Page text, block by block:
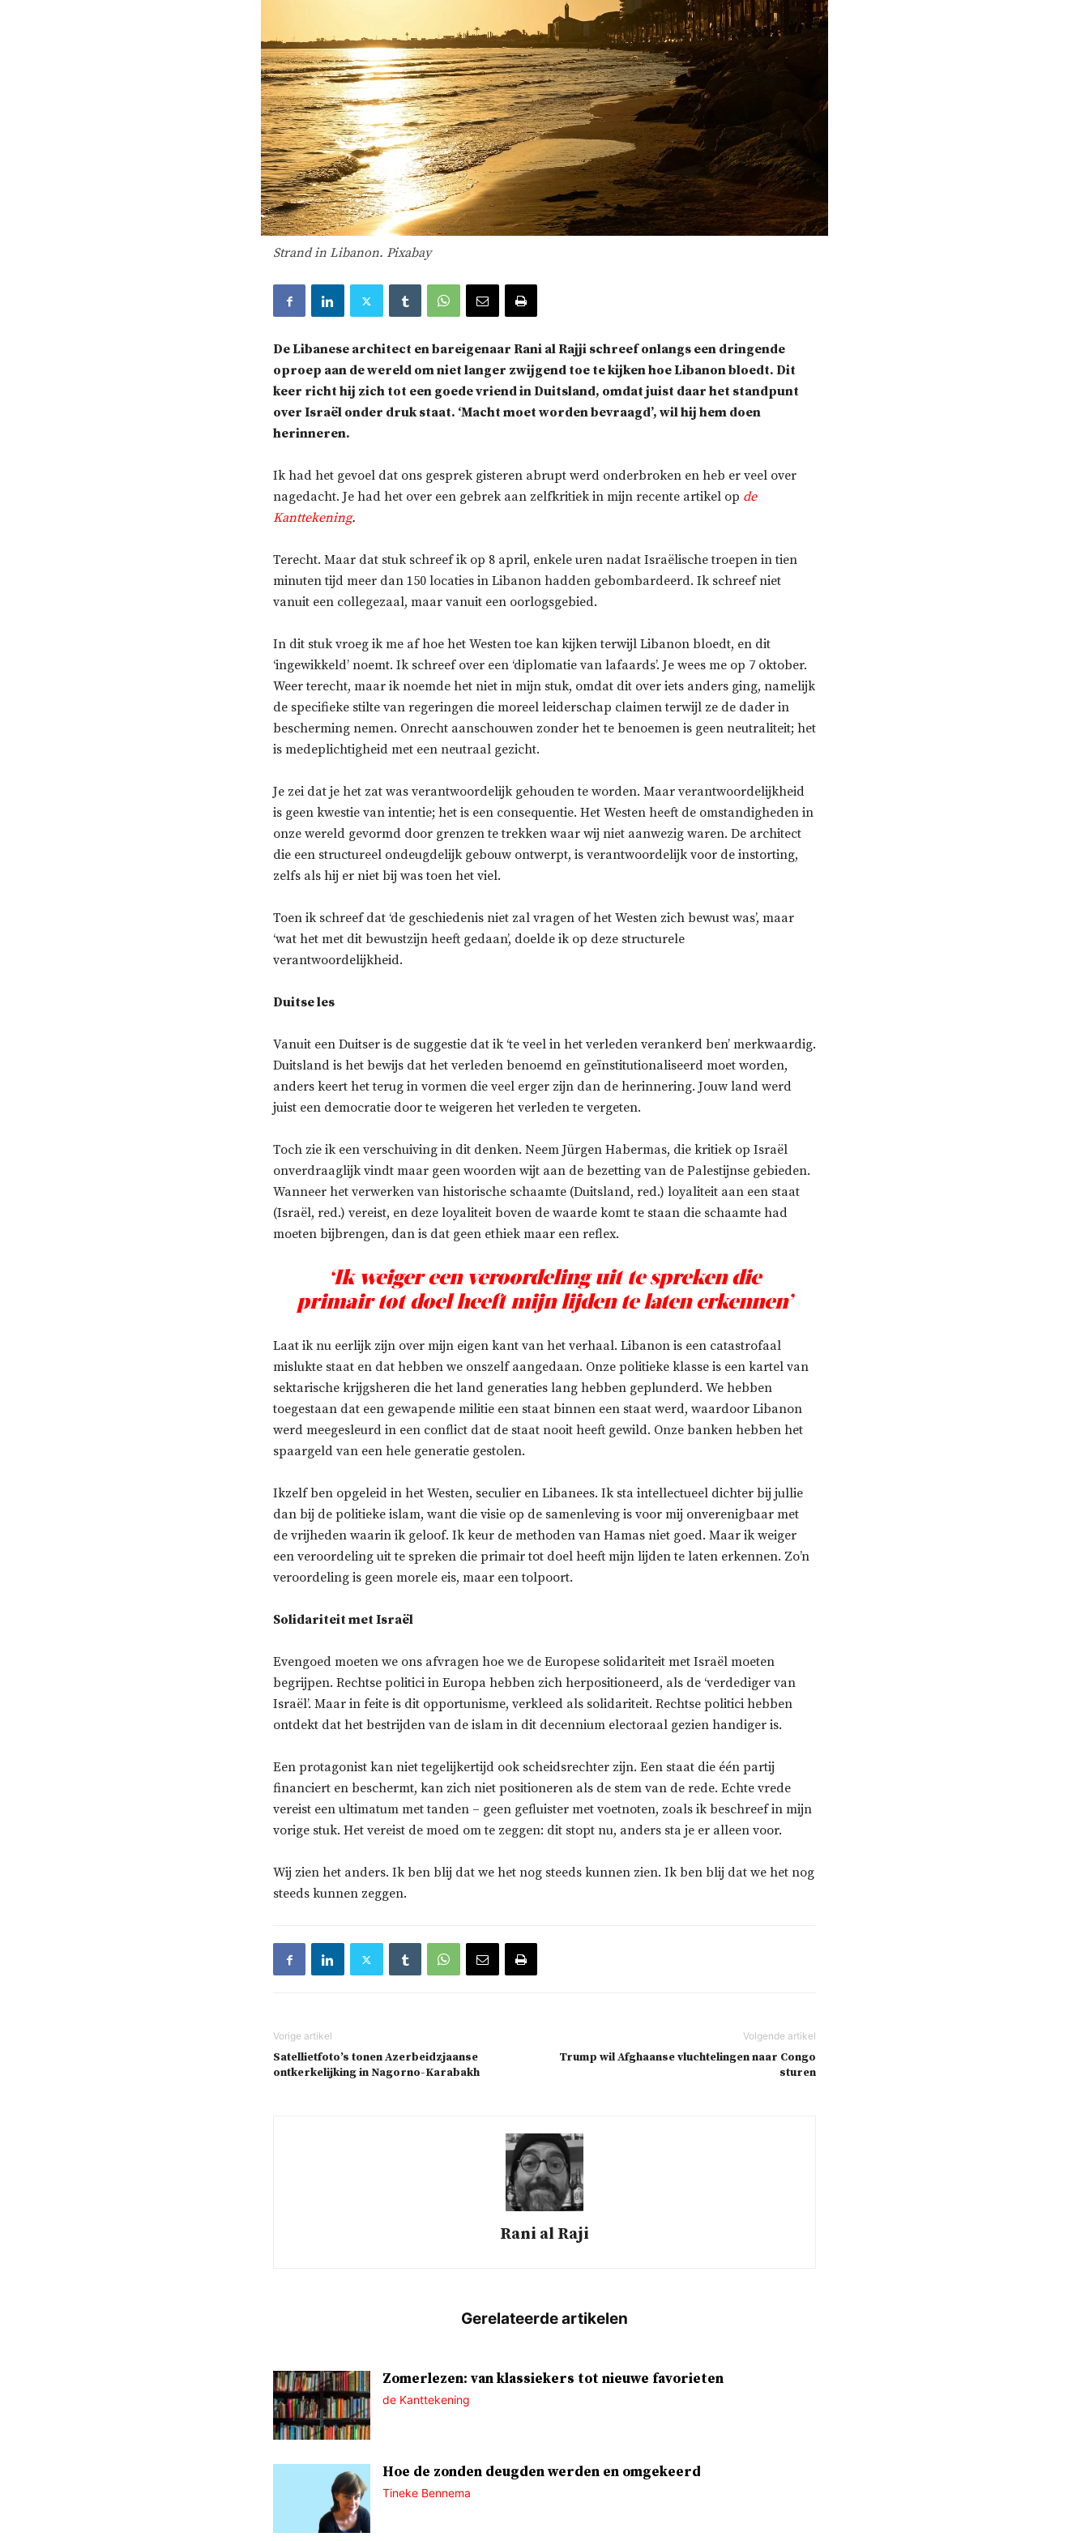
Strand in Libanon. Pixabay
De Libanese architect en bareigenaar Rani al Rajji schreef onlangs een dringende
oproep aan de wereld om niet langer zwijgend toe te kijken hoe Libanon bloedt. Dit
keer richt hij zich tot een goede vriend in Duitsland, omdat juist daar het standpunt
over Israël onder druk staat. ‘Macht moet worden bevraagd’, wil hij hem doen
herinneren.
Ik had het gevoel dat ons gesprek gisteren abrupt werd onderbroken en heb er veel over
nagedacht. Je had het over een gebrek aan zelfkritiek in mijn recente artikel op de
Kanttekening.
Terecht. Maar dat stuk schreef ik op 8 april, enkele uren nadat Israëlische troepen in tien
minuten tijd meer dan 150 locaties in Libanon hadden gebombardeerd. Ik schreef niet
vanuit een collegezaal, maar vanuit een oorlogsgebied.
In dit stuk vroeg ik me af hoe het Westen toe kan kijken terwijl Libanon bloedt, en dit
‘ingewikkeld’ noemt. Ik schreef over een ‘diplomatie van lafaards’. Je wees me op 7 oktober.
Weer terecht, maar ik noemde het niet in mijn stuk, omdat dit over iets anders ging, namelijk
de specifieke stilte van regeringen die moreel leiderschap claimen terwijl ze de dader in
bescherming nemen. Onrecht aanschouwen zonder het te benoemen is geen neutraliteit; het
is medeplichtigheid met een neutraal gezicht.
Je zei dat je het zat was verantwoordelijk gehouden te worden. Maar verantwoordelijkheid
is geen kwestie van intentie; het is een consequentie. Het Westen heeft de omstandigheden in
onze wereld gevormd door grenzen te trekken waar wij niet aanwezig waren. De architect
die een structureel ondeugdelijk gebouw ontwerpt, is verantwoordelijk voor de instorting,
zelfs als hij er niet bij was toen het viel.
Toen ik schreef dat ‘de geschiedenis niet zal vragen of het Westen zich bewust was’, maar
‘wat het met dit bewustzijn heeft gedaan’, doelde ik op deze structurele
verantwoordelijkheid.
Duitse les
Vanuit een Duitser is de suggestie dat ik ‘te veel in het verleden verankerd ben’ merkwaardig.
Duitsland is het bewijs dat het verleden benoemd en geïnstitutionaliseerd moet worden,
anders keert het terug in vormen die veel erger zijn dan de herinnering. Jouw land werd
juist een democratie door te weigeren het verleden te vergeten.
Toch zie ik een verschuiving in dit denken. Neem Jürgen Habermas, die kritiek op Israël
onverdraaglijk vindt maar geen woorden wijt aan de bezetting van de Palestijnse gebieden.
Wanneer het verwerken van historische schaamte (Duitsland, red.) loyaliteit aan een staat
(Israël, red.) vereist, en deze loyaliteit boven de waarde komt te staan die schaamte had
moeten bijbrengen, dan is dat geen ethiek maar een reflex.
‘Ik weiger een veroordeling uit te spreken die
primair tot doel heeft mijn lijden te laten erkennen’
Laat ik nu eerlijk zijn over mijn eigen kant van het verhaal. Libanon is een catastrofaal
mislukte staat en dat hebben we onszelf aangedaan. Onze politieke klasse is een kartel van
sektarische krijgsheren die het land generaties lang hebben geplunderd. We hebben
toegestaan ​​dat een gewapende militie een staat binnen een staat werd, waardoor Libanon
werd meegesleurd in een conflict dat de staat nooit heeft gewild. Onze banken hebben het
spaargeld van een hele generatie gestolen.
Ikzelf ben opgeleid in het Westen, seculier en Libanees. Ik sta intellectueel dichter bij jullie
dan bij de politieke islam, want die visie op de samenleving is voor mij onverenigbaar met
de vrijheden waarin ik geloof. Ik keur de methoden van Hamas niet goed. Maar ik weiger
een veroordeling uit te spreken die primair tot doel heeft mijn lijden te laten erkennen. Zo’n
veroordeling is geen morele eis, maar een tolpoort.
Solidariteit met Israël
Evengoed moeten we ons afvragen hoe we de Europese solidariteit met Israël moeten
begrijpen. Rechtse politici in Europa hebben zich herpositioneerd, als de ‘verdediger van
Israël’. Maar in feite is dit opportunisme, verkleed als solidariteit. Rechtse politici hebben
ontdekt dat het bestrijden van de islam in dit decennium electoraal gezien handiger is.
Een protagonist kan niet tegelijkertijd ook scheidsrechter zijn. Een staat die één partij
financiert en beschermt, kan zich niet positioneren als de stem van de rede. Echte vrede
vereist een ultimatum met tanden – geen gefluister met voetnoten, zoals ik beschreef in mijn
vorige stuk. Het vereist de moed om te zeggen: dit stopt nu, anders sta je er alleen voor.
Wij zien het anders. Ik ben blij dat we het nog steeds kunnen zien. Ik ben blij dat we het nog
steeds kunnen zeggen.
Satellietfoto’s tonen Azerbeidzjaanse
ontkerkelijking in Nagorno-Karabakh
Trump wil Afghaanse vluchtelingen naar Congo
sturen
Rani al Raji
Zomerlezen: van klassiekers tot nieuwe favorieten
de Kanttekening
Hoe de zonden deugden werden en omgekeerd
Tineke Bennema